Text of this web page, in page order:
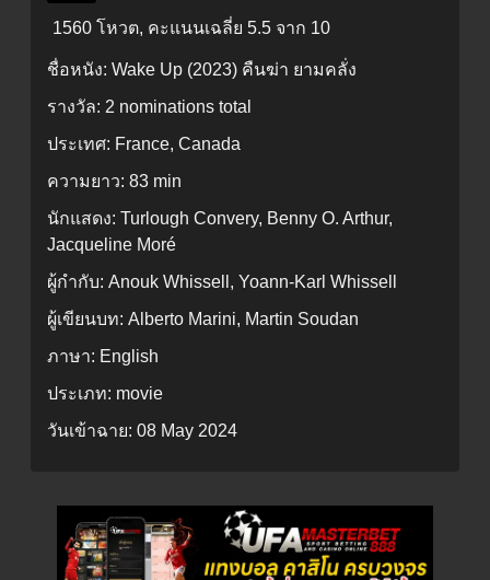
1560 โหวต, คะแนนเฉลี่ย 5.5 จาก 10
ชื่อหนัง: Wake Up (2023) คืนฆ่า ยามคลั่ง
รางวัล: 2 nominations total
ประเทศ: France, Canada
ความยาว: 83 min
นักแสดง: Turlough Convery, Benny O. Arthur,
Jacqueline Moré
ผู้กำกับ: Anouk Whissell, Yoann-Karl Whissell
ผู้เขียนบท: Alberto Marini, Martin Soudan
ภาษา: English
ประเภท: movie
วันเข้าฉาย: 08 May 2024